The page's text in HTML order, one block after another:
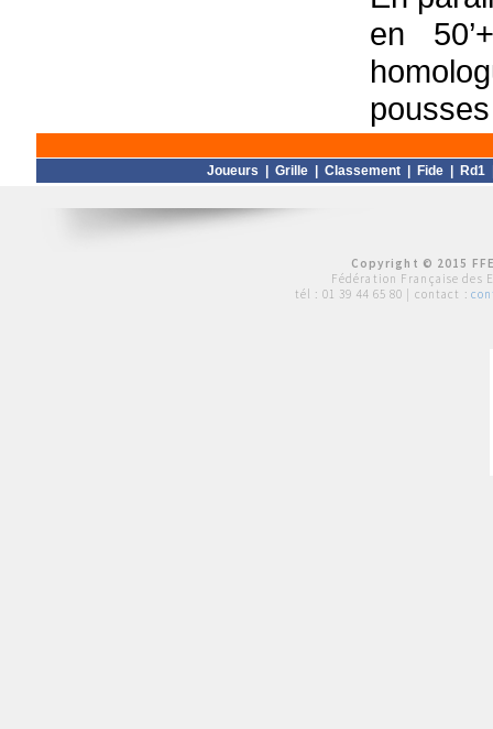
en
Joueurs Grille| Classement| Fide| Rd1
Copyright © 2015
Fédération Française des
tél : 01 39 44 65 80 | contact :